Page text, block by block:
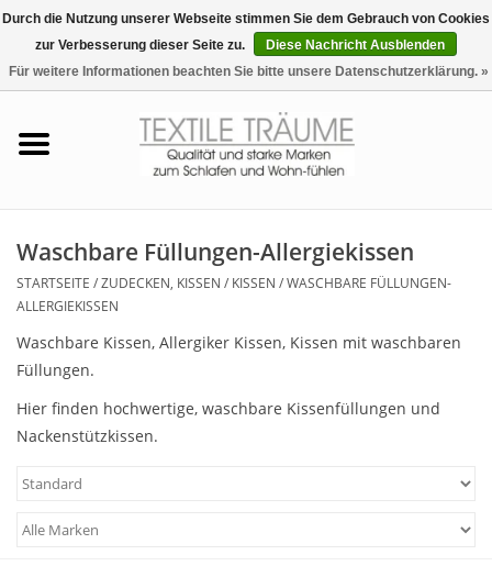
0 Artikel - €0,00
Tag & Nachtwäsche
Freizeit-Hausanzüge
Badezimmer & Sauna
Haus-Bademäntel
Plaids, Decken, Kissen
Waschbare Füllungen-Allergiekissen
STARTSEITE /ZUDECKEN, KISSEN / KISSEN /WASCHBARE FÜLLUNGEN-
ALLERGIEKISSEN
Waschbare Kissen, Allergiker Kissen, Kissen mit waschbaren
Füllungen.
Hier finden hochwertige, waschbare Kissenfüllungen und
Nackenstützkissen.
Durch die Nutzung unserer Webseite stimmen Sie dem Gebrauch von Cookies
zur Verbesserung dieser Seite zu.
Diese Nachricht Ausblenden
Für weitere Informationen beachten Sie bitte unsere Datenschutzerklärung. »